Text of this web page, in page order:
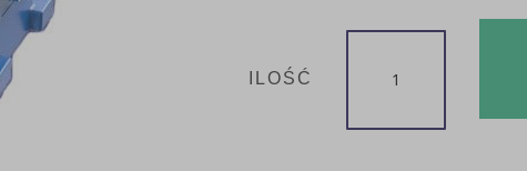
ILOŚĆ